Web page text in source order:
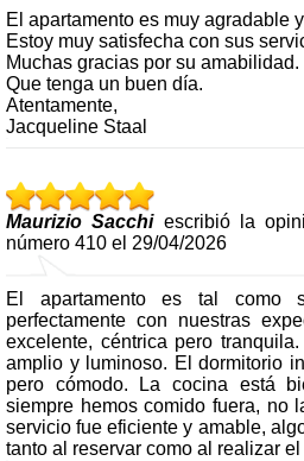
El apartamento es muy agradable
Estoy muy satisfecha con sus
Muchas gracias por su amabilidad.
Que tenga un buen día.
Atentamente,
Jacqueline Staal
Maurizio Sacchiescribió la
número 410 el 29/04/2026
El apartamento es tal como
perfectamente con nuestras
excelente, céntrica pero
amplio y luminoso. El dormitorio
pero cómodo. La cocina está
siempre hemos comido fuera, no
servicio fue eficiente y amable,
tanto al reservar como al realizar